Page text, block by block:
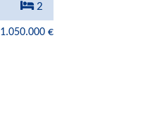
2
1.050.000 €